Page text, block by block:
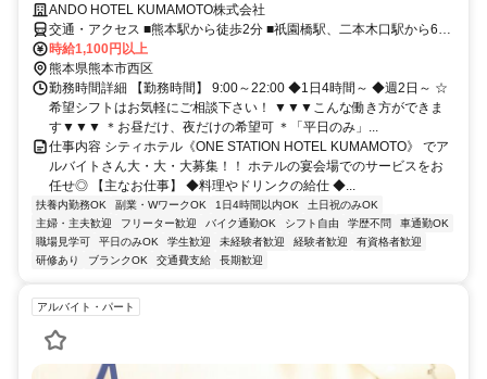
ANDO HOTEL KUMAMOTO株式会社
交通・アクセス ■熊本駅から徒歩2分 ■祇園橋駅、二本木口駅から6分
■田崎橋駅から徒歩9分 ★交通費・ガソリン代支給
時給1,100円以上
熊本県熊本市西区
勤務時間詳細 【勤務時間】 9:00～22:00 ◆1日4時間～ ◆週2日～ ☆
希望シフトはお気軽にご相談下さい！ ▼▼▼こんな働き方ができま
す▼▼▼ ＊お昼だけ、夜だけの希望可 ＊「平日のみ」...
仕事内容 シティホテル《ONE STATION HOTEL KUMAMOTO》 でア
ルバイトさん大・大・大募集！！ ホテルの宴会場でのサービスをお
任せ◎ 【主なお仕事】 ◆料理やドリンクの給仕 ◆...
扶養内勤務OK 副業・WワークOK 1日4時間以内OK
土日祝のみOK
主婦・主夫歓迎
フリーター歓迎 バイク通勤OK シフト自由 学歴不問
車通勤OK
職場見学可
平日のみOK 学生歓迎 未経験者歓迎 経験者歓迎
有資格者歓迎
研修あり
ブランクOK 交通費支給 長期歓迎
アルバイト・パート